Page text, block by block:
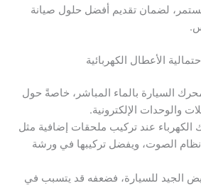
لضمان تقديم أفضل حلول صيانة
الأعطال الكهربائية
السيارة بالماء المباشر، خاصةً حول
والوحدات الإلكترونية.
الكهرباء عند تركيب ملحقات إضافية مثل
نظام الصوت، ويفضل تركيبها في ورشة
الجيد للسيارة، فضعفه قد يتسبب في